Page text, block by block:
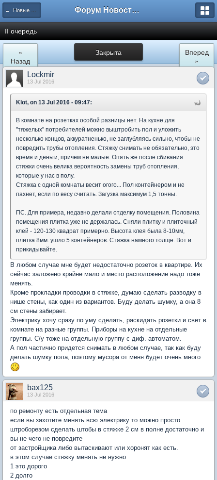
← Новые Водники Форум Новостройки
II очередь
Закрыта
«
Назад
Вперед
»
Lockmir
13 Jul 2016
Klot, on 13 Jul 2016 - 09:47:
В комнате на розетках особой разницы нет. На кухне для
"тяжелых" потребителей можно выштробить пол и уложить
несколько концов, аккуратненько, не заглубляясь сильно, чтобы не
повредить трубы отопления. Стяжку снимать не обязательно, это
время и деньги, причем не малые. Опять же после сбивания
стяжки очень велика вероятность замены труб отопления,
которые у нас в полу.
Стяжка с одной комнаты весит огого... Пол контейнером и не
пахнет, если по весу считать. Загузка максимум 1,5 тонны.
ПС. Для примера, недавно делали отделку помещения. Половина
помещения плитка уже не держалась. Сняли плитку и плиточный
клей - 120-130 квадрат примерно. Высота клея была 8-10мм,
плитка 8мм. ушло 5 контейнеров. Стяжка намного толще. Вот и
прикидывайте.
В любом случае мне будет недостаточно розеток в квартире. Их
сейчас заложено крайне мало и место расположение надо тоже
менять.
Кроме прокладки проводки в стяжке, думаю сделать разводку в
нише стены, как один из вариантов. Буду делать шумку, а она 8
см стены забирает.
Электрику хочу сразу по уму сделать, раскидать розетки и свет в
комнате на разные группы. Приборы на кухне на отдельные
группы. С/у тоже на отдельную группу с диф. автоматом.
А пол частично придется снимать в любом случае, так как буду
делать шумку пола, поэтому мусора от меня будет очень много
bax125
13 Jul 2016
по ремонту есть отдельная тема
если вы захотите менять всю электрику то можно просто
штроборезом сделать штобы в стяжке 2 см в полне достаточно и
вы не чего не повредите
от застройщика либо вытаскивают или хоронят как есть.
в этом случае стяжку менять не нужно
1 это дорого
2 долго